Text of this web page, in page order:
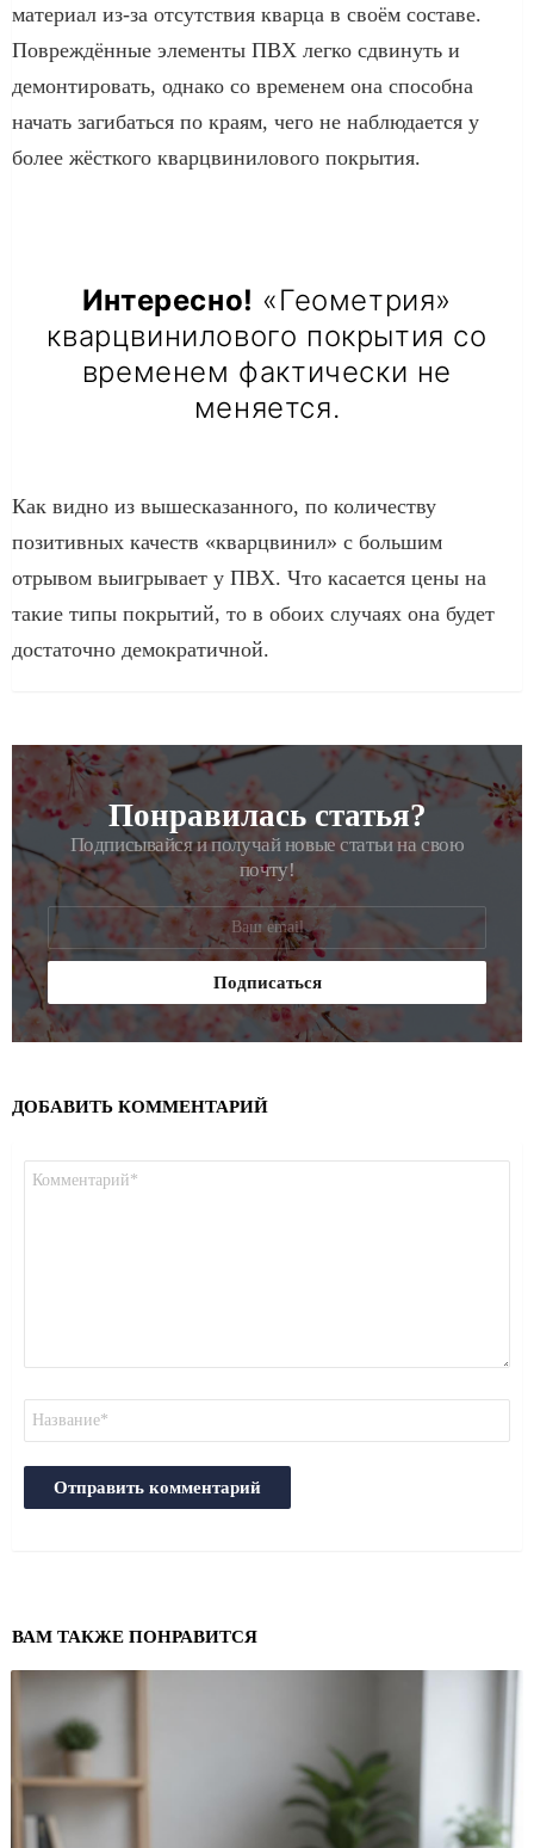
материал из-за отсутствия кварца в своём составе.
Повреждённые элементы ПВХ легко сдвинуть и
демонтировать, однако со временем она способна
начать загибаться по краям, чего не наблюдается у
более жёсткого кварцвинилового покрытия.
Интересно! «Геометрия»
кварцвинилового покрытия со
временем фактически не
меняется.
Как видно из вышесказанного, по количеству
позитивных качеств «кварцвинил» с большим
отрывом выигрывает у ПВХ. Что касается цены на
такие типы покрытий, то в обоих случаях она будет
достаточно демократичной.
РАССЫЛКАПонравилась статья?
Подписывайся и получай новые статьи на свою
почту!
ДОБАВИТЬ КОММЕНТАРИЙ
ВАМ ТАКЖЕ ПОНРАВИТСЯ